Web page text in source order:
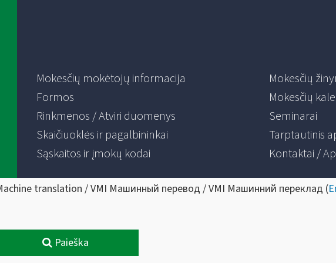
Mokesčių mokėtojų informacija
Formos
Rinkmenos / Atviri duomenys
Skaičiuoklės ir pagalbininkai
Sąskaitos ir įmokų kodai
Mokesčių
Mokesčių
Seminarai
Tarptautinis
Kontaktai /
translation / VMI Машинный перевод / VMI Машинний переклад (
Paieška